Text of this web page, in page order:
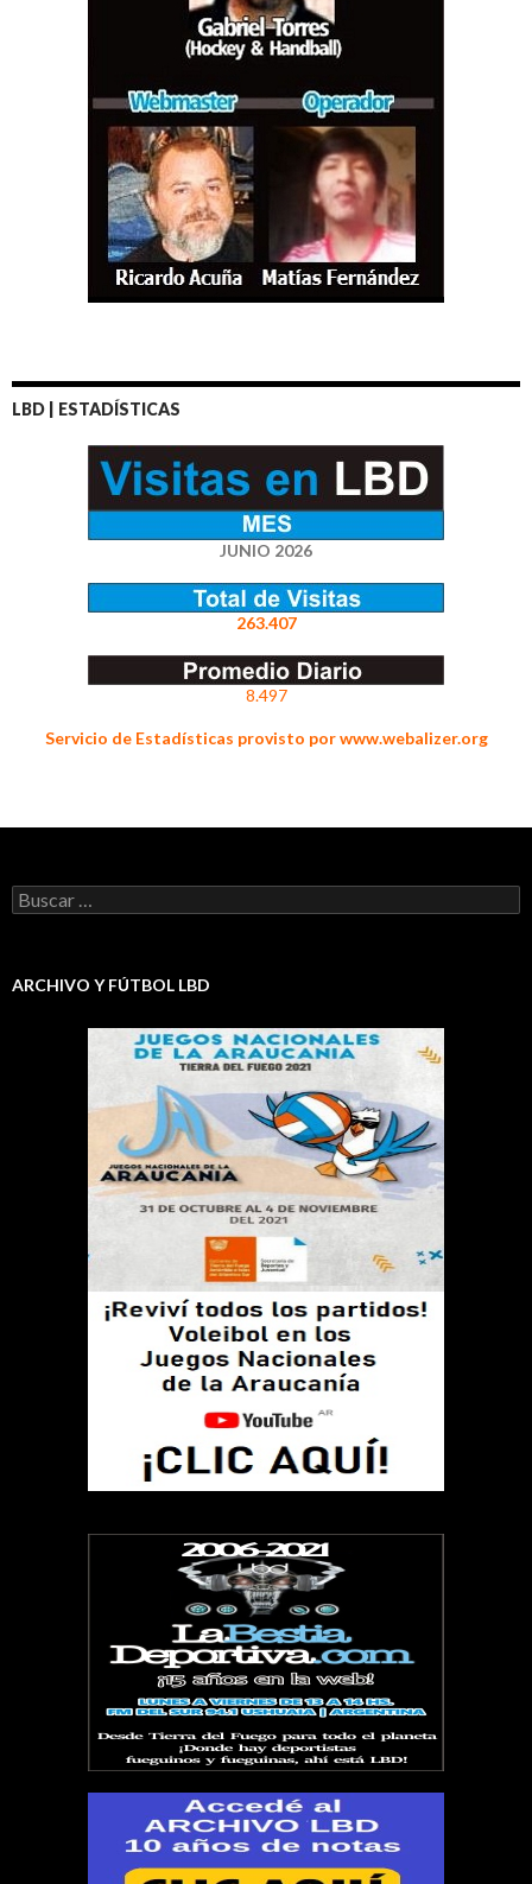
LBD | ESTADÍSTICAS
JUNIO 2026
263.407
8.497
Servicio de Estadísticas provisto por www.webalizer.org
Buscar:
ARCHIVO Y FÚTBOL LBD